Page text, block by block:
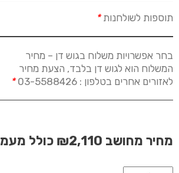
תוספות לשולחנות*
בחר אפשרויות משלוח בגוש דן – מחיר
המשלוח הוא לגוש דן בלבד, הצעת מחיר
לאזורים אחרים בטלפון : 03-5588426
*
מחיר מחושב ₪2,110 כולל מעמ